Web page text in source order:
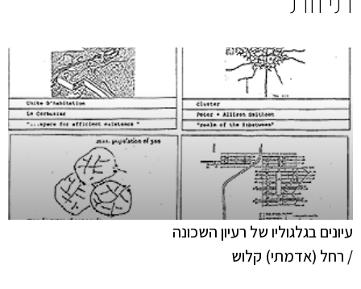
עיונים בגלגוליו של רעיון השכונה
/ רחל (אדמתי) קלוש